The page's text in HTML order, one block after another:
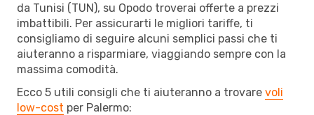
da Tunisi (TUN), su Opodo troverai offerte a prezzi
imbattibili. Per assicurarti le migliori tariffe, ti
consigliamo di seguire alcuni semplici passi che ti
aiuteranno a risparmiare, viaggiando sempre con la
massima comodità.
Ecco 5 utili consigli che ti aiuteranno a trovare voli
low-cost per Palermo: